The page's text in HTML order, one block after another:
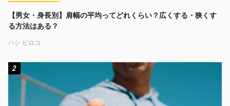
【男女・身長別】肩幅の平均ってどれくらい？広くする・狭くす
る方法はある？
ハシ ビロコ
2